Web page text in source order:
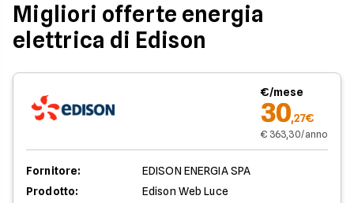
Migliori offerte energia
elettrica di Edison
€/mese
30,27€
€ 363,30/anno
Fornitore:
EDISON ENERGIA SPA
Prodotto:
Edison Web Luce